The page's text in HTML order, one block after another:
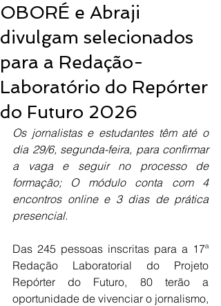
OBORÉ e Abraji
divulgam selecionados
para a Redação-
Laboratório do Repórter
do Futuro 2026
Os jornalistas e estudantes têm até o
dia 29/6, segunda-feira, para confirmar
a vaga e seguir no processo de
formação; O módulo conta com 4
encontros online e 3 dias de prática
presencial.
Das 245 pessoas inscritas para a 17ª
Redação Laboratorial do Projeto
Repórter do Futuro, 80 terão a
oportunidade de vivenciar o jornalismo,